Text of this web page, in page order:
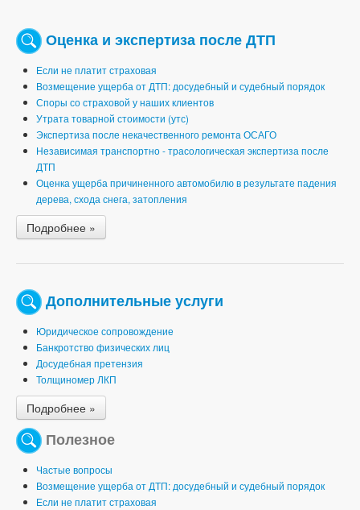
Оценка и экспертиза после ДТП
Если не платит страховая
Возмещение ущерба от ДТП: досудебный и судебный порядок
Споры со страховой у наших клиентов
Утрата товарной стоимости (утс)
Экспертиза после некачественного ремонта ОСАГО
Независимая транспортно - трасологическая экспертиза после
ДТП
Оценка ущерба причиненного автомобилю в результате падения
дерева, схода снега, затопления
Подробнее »
Дополнительные услуги
Юридическое сопровождение
Банкротство физических лиц
Досудебная претензия
Толщиномер ЛКП
Подробнее »
Полезное
Частые вопросы
Возмещение ущерба от ДТП: досудебный и судебный порядок
Если не платит страховая